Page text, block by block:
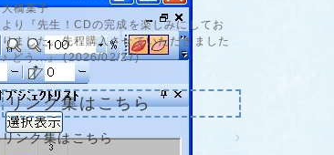
大橋葉子
より『先生！CDの完成を楽しみにしてお
りました。先程購入させていただきました
♪ どう...』 (2026/02/27)
リンク集はこちら
リンク集はこちら